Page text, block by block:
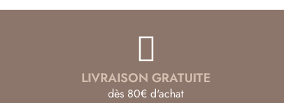
LIVRAISON GRATUITE
dès 80€ d'achat